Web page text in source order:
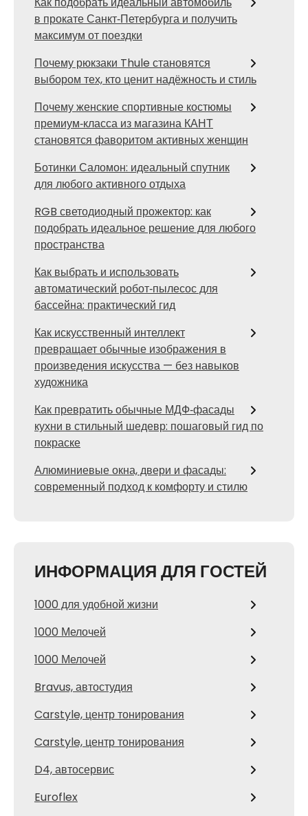
в прокате Санкт‑Петербурга и получить
максимум от поездки
Почему рюкзаки Thule становятся
выбором тех, кто ценит надёжность и стиль
Почему женские спортивные костюмы
премиум‑класса из магазина КАНТ
становятся фаворитом активных женщин
Ботинки Саломон: идеальный спутник
для любого активного отдыха
RGB светодиодный прожектор: как
подобрать идеальное решение для любого
пространства
Как выбрать и использовать
автоматический робот‑пылесос для
бассейна: практический гид
Как искусственный интеллект
превращает обычные изображения в
произведения искусства — без навыков
художника
Как превратить обычные МДФ‑фасады
кухни в стильный шедевр: пошаговый гид по
покраске
Алюминиевые окна, двери и фасады:
современный подход к комфорту и стилю
ИНФОРМАЦИЯ ДЛЯ ГОСТЕЙ
1000 для удобной жизни
1000 Мелочей
1000 Мелочей
Bravus, автостудия
Carstyle, центр тонирования
Carstyle, центр тонирования
D4, автосервис
Euroflex